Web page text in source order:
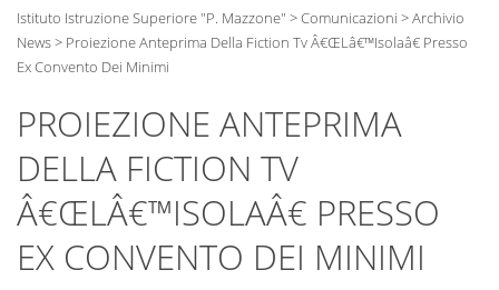
Potenziamoci
Digital Board
Istituto Istruzione Superiore "P. Mazzone" >Comunicazioni >Archivio
News> Proiezione Anteprima Della Fiction Tv Â€œLâ€™isolaâ€ Presso
Ex Convento Dei Minimi
PROIEZIONE ANTEPRIMA
DELLA FICTION TV
Â€ŒLÂ€™ISOLAÂ€ PRESSO
EX CONVENTO DEI MINIMI